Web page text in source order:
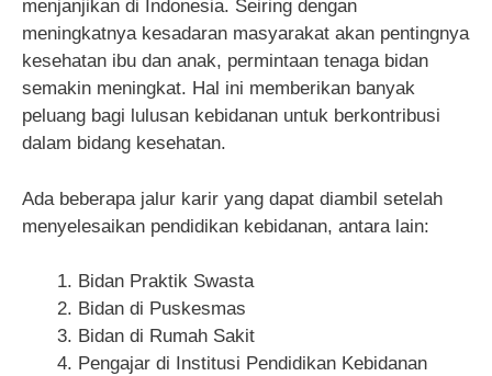
menjanjikan di Indonesia. Seiring dengan
meningkatnya kesadaran masyarakat akan pentingnya
kesehatan ibu dan anak, permintaan tenaga bidan
semakin meningkat. Hal ini memberikan banyak
peluang bagi lulusan kebidanan untuk berkontribusi
dalam bidang kesehatan.
Ada beberapa jalur karir yang dapat diambil setelah
menyelesaikan pendidikan kebidanan, antara lain:
Bidan Praktik Swasta
Bidan di Puskesmas
Bidan di Rumah Sakit
Pengajar di Institusi Pendidikan Kebidanan